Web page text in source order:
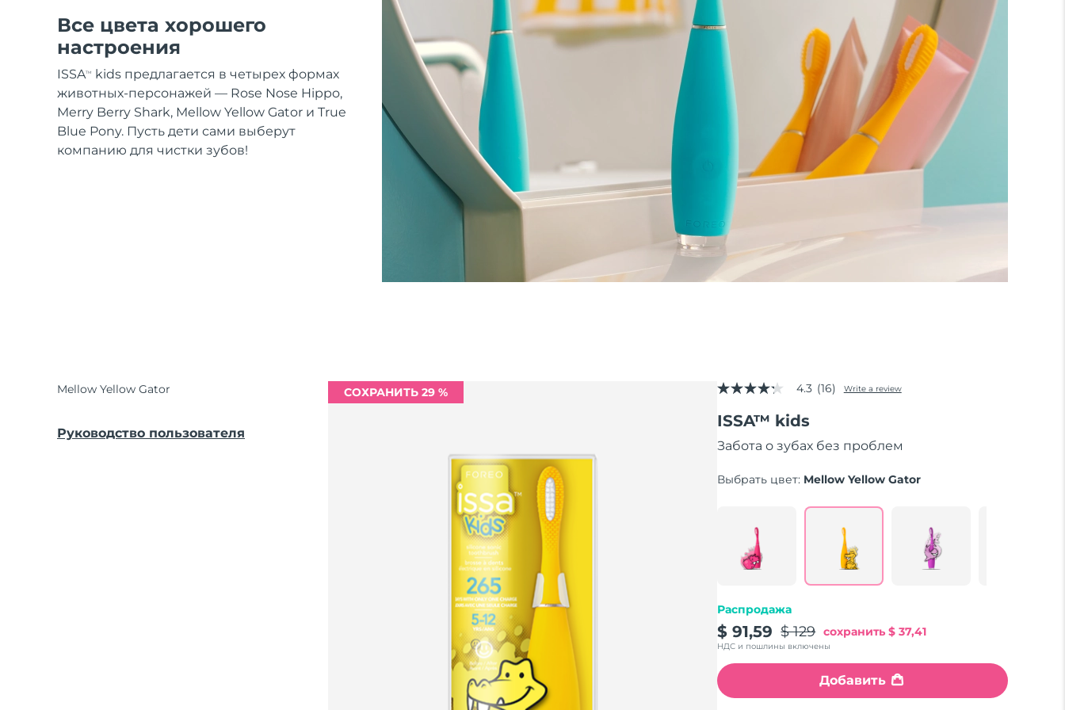
Все цвета хорошего
настроения
ISSATM
kids предлагается в четырех формах
животных-персонажей — Rose Nose Hippo,
Merry Berry Shark, Mellow Yellow Gator и True
Blue Pony. Пусть дети сами выберут
компанию для чистки зубов!
СОХРАНИТЬ 29 %
4.3
of
stars,
value.
page
link.
4.3 (16) Write a review
ISSA™ kids
Забота о зубах без проблем
Выбрать цвет: Mellow Yellow Gator
Распродажа
$ 91,59 $ 129 сохранить$ 37,41
НДС и пошлины включены
Добавить
Mellow Yellow Gator
Руководство пользователя